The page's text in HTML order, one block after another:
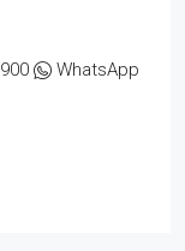
WhatsApp